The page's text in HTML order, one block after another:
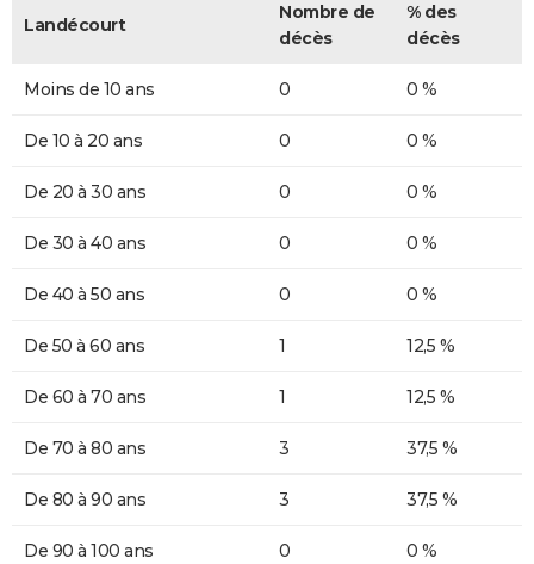
Landécourt
Nombre de
décès
% des
décès
Moins de 10 ans 0 0 %
De 10 à 20 ans 0 0 %
De 20 à 30 ans 0 0 %
De 30 à 40 ans 0 0 %
De 40 à 50 ans 0 0 %
De 50 à 60 ans 1 12,5 %
De 60 à 70 ans 1 12,5 %
De 70 à 80 ans 3 37,5 %
De 80 à 90 ans 3 37,5 %
De 90 à 100 ans 0 0 %